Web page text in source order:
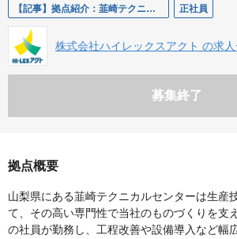
【記事】拠点紹介：韮崎テクニカルセンター 正社員
株式会社ハイレックスアクト の求
募集終了
拠点概要
山梨県にある韮崎テクニカルセンターは生産
て、その高い専門性で当社のものづくりを支
の社員が勤務し、工程改善や設備導入など幅